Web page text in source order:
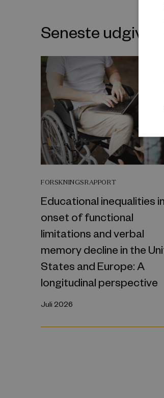
Seneste
FORSKNINGSRAPPORT
Educational inequalities
onset of functional
limitations and verbal
memory decline in the
States and Europe: A
longitudinal perspective
Juli 2026